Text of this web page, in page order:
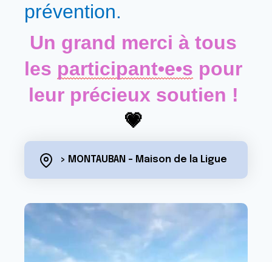
prévention.
Un grand merci à tous
les participant•e•s pour
💗
> MONTAUBAN - Maison de la Ligue